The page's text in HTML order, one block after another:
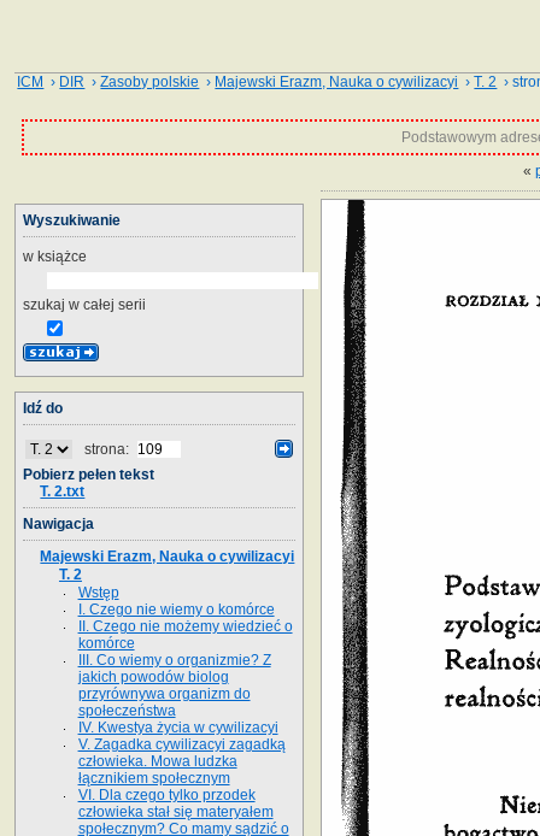
ICM › DIR ›Zasoby polskie › Majewski Erazm, Nauka o cywilizacyi ›T. 2 ›
Podstawowym
«
Wyszukiwanie
w książce
szukaj w całej serii
Idź do
strona:
Pobierz pełen tekst
T. 2.txt
Nawigacja
Majewski Erazm, Nauka o cywilizacyi
T. 2
Wstęp
I. Czego nie wiemy o komórce
II. Czego nie możemy wiedzieć o
komórce
III. Co wiemy o organizmie? Z
jakich powodów biolog
przyrównywa organizm do
społeczeństwa
IV. Kwestya życia w cywilizacyi
V. Zagadka cywilizacyi zagadką
człowieka. Mowa ludzka
łącznikiem społecznym
VI. Dla czego tylko przodek
człowieka stał się materyałem
społecznym? Co mamy sądzić o